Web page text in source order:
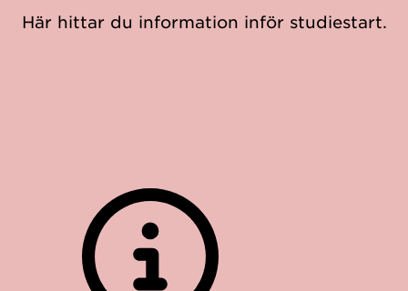
Här hittar du information inför studiestart.